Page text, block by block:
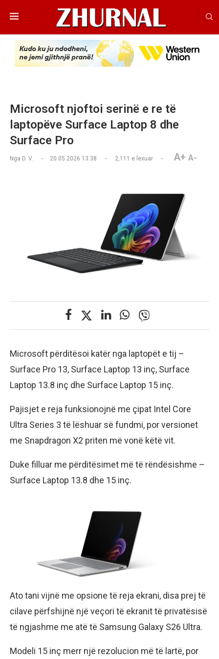
Microsoft njoftoi serinë e re të
laptopëve Surface Laptop 8 dhe
Surface Pro
Nga D. V. 20.05.2026 13:38 2,111 e lexuar A+ A-
Microsoft përditësoi katër nga laptopët e tij –
Surface Pro 13, Surface Laptop 13 inç, Surface
Laptop 13.8 inç dhe Surface Laptop 15 inç.
Pajisjet e reja funksionojnë me çipat Intel Core
Ultra Series 3 të lëshuar së fundmi, por versionet
me Snapdragon X2 priten më vonë këtë vit.
Duke filluar me përditësimet më të rëndësishme –
Surface Laptop 13.8 dhe 15 inç.
Ato tani vijnë me opsione të reja ekrani, disa prej të
cilave përfshijnë një veçori të ekranit të privatësisë
të ngjashme me atë të Samsung Galaxy S26 Ultra.
Modeli 15 inç merr një rezolucion më të lartë, por